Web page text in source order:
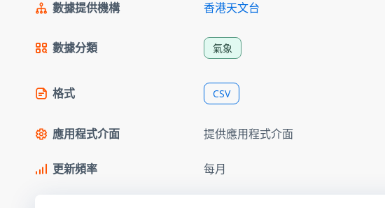
數據提供機構 香港天文台
數據分類 氣象
格式 CSV
應用程式介面 提供應用程式介面
更新頻率 每月